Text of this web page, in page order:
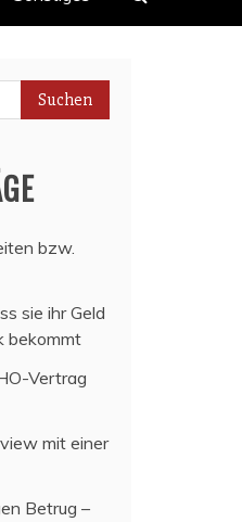
bzw.
sie ihr Geld
bekommt
Vertrag
mit einer
Betrug –